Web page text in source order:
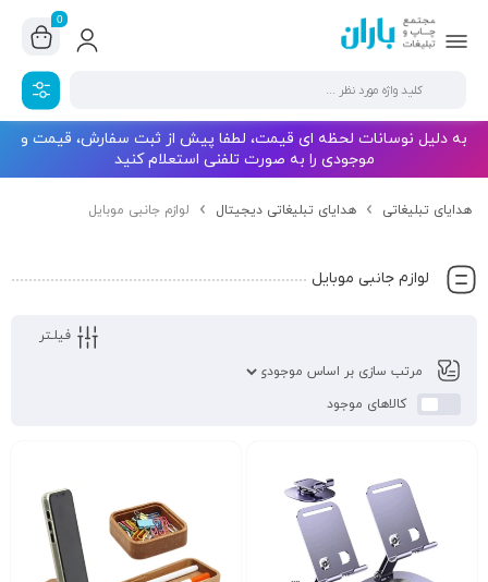
0
به دلیل نوسانات لحظه ای قیمت، لطفا پیش از ثبت سفارش، قیمت و
موجودی را به صورت تلفنی استعلام کنید
هدایای تبلیغاتی هدایای تبلیغاتی دیجیتال لوازم جانبی موبایل
لوازم جانبی موبایل
فیلـتر
کالاهای موجود